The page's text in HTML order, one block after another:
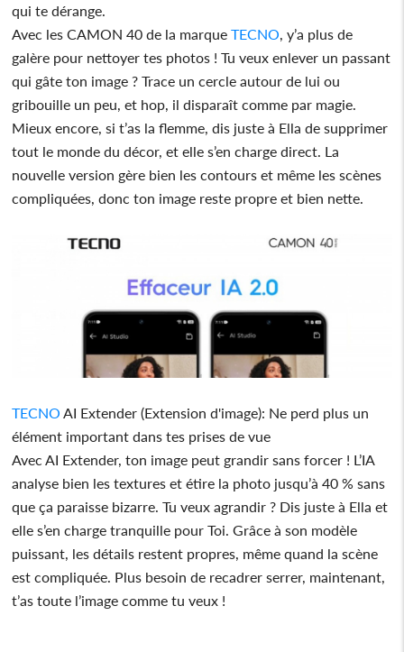
qui te dérange.
Avec les CAMON 40 de la marqueTECNO, y’a plus de
galère pour nettoyer tes photos ! Tu veux enlever un passant
qui gâte ton image ? Trace un cercle autour de lui ou
gribouille un peu, et hop, il disparaît comme par magie.
Mieux encore, si t’as la flemme, dis juste à Ella de supprimer
tout le monde du décor, et elle s’en charge direct. La
nouvelle version gère bien les contours et même les scènes
compliquées, donc ton image reste propre et bien nette.
TECNO AI Extender (Extension d'image): Ne perd plus un
élément important dans tes prises de vue
Avec AI Extender, ton image peut grandir sans forcer ! L’IA
analyse bien les textures et étire la photo jusqu’à 40 % sans
que ça paraisse bizarre. Tu veux agrandir ? Dis juste à Ella et
elle s’en charge tranquille pour Toi. Grâce à son modèle
puissant, les détails restent propres, même quand la scène
est compliquée. Plus besoin de recadrer serrer, maintenant,
t’as toute l’image comme tu veux !